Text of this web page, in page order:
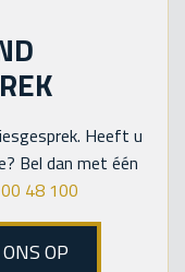
Heeft u
Bel dan met één
48 100
OP